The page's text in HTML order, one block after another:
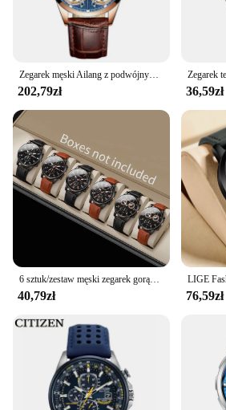
202,79zł 36,59zł
40,79zł 76,59zł